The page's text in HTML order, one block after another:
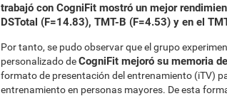
trabajó con CogniFit mostró un mejor
DSTotal (F=14.83), TMT-B (F=4.53) y en el
Por tanto, se pudo observar que el grupo
personalizado deCogniFit mejoró su memoria
formato de presentación del entrenamiento (iTV)
entrenamiento en personas mayores. De esta